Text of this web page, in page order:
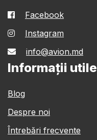
Facebook
Instagram
info@avion.md
Informații utile
Blog
Despre noi
Întrebări frecvente